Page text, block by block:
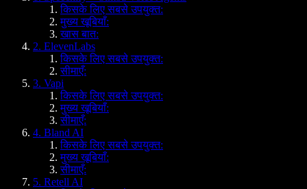
किसके लिए सबसे उपयुक्त:
मुख्य खूबियाँ:
खास बात:
2. ElevenLabs
किसके लिए सबसे उपयुक्त:
सीमाएँ:
3. Vapi
किसके लिए सबसे उपयुक्त:
मुख्य खूबियाँ:
सीमाएँ:
4. Bland AI
किसके लिए सबसे उपयुक्त:
मुख्य खूबियाँ:
सीमाएँ:
5. Retell AI